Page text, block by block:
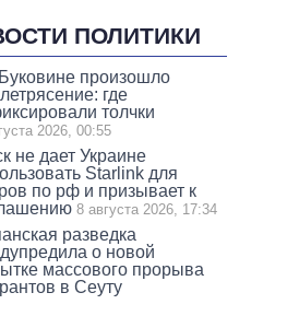
ПОЛИТИКИ
произошло
где
толчки
2026, 00:55
не дает Украине
Starlink для
по рф и призывает к
8 августа 2026, 17:34
разведка
о новой
массового прорыва
в Сеуту